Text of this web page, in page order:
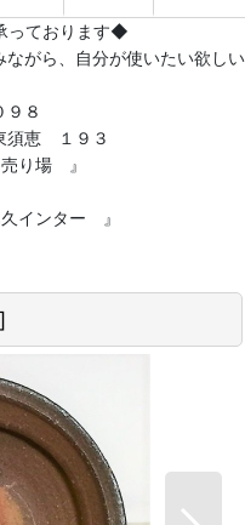
おります◆
がら、自分が使いたい欲しい
８
恵 １９３
り場 』
邑久インター 』
]